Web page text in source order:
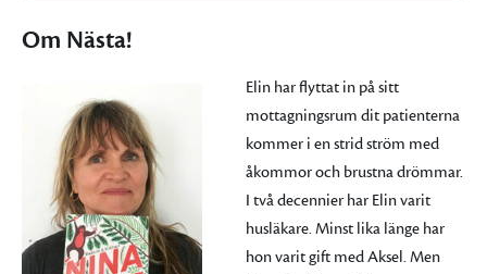
Om Nästa!
Elin har flyttat in på sitt
mottagningsrum dit patienterna
kommer i en strid ström med
åkommor och brustna drömmar.
I två decennier har Elin varit
husläkare. Minst lika länge har
hon varit gift med Aksel. Men